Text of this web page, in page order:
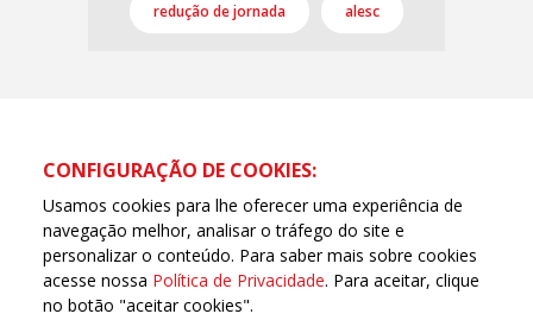
redução de jornada alesc
CONFIGURAÇÃO DE COOKIES:
Usamos cookies para lhe oferecer uma experiência de
navegação melhor, analisar o tráfego do site e
personalizar o conteúdo. Para saber mais sobre cookies
acesse nossa Política de Privacidade. Para aceitar, clique
no botão "aceitar cookies".